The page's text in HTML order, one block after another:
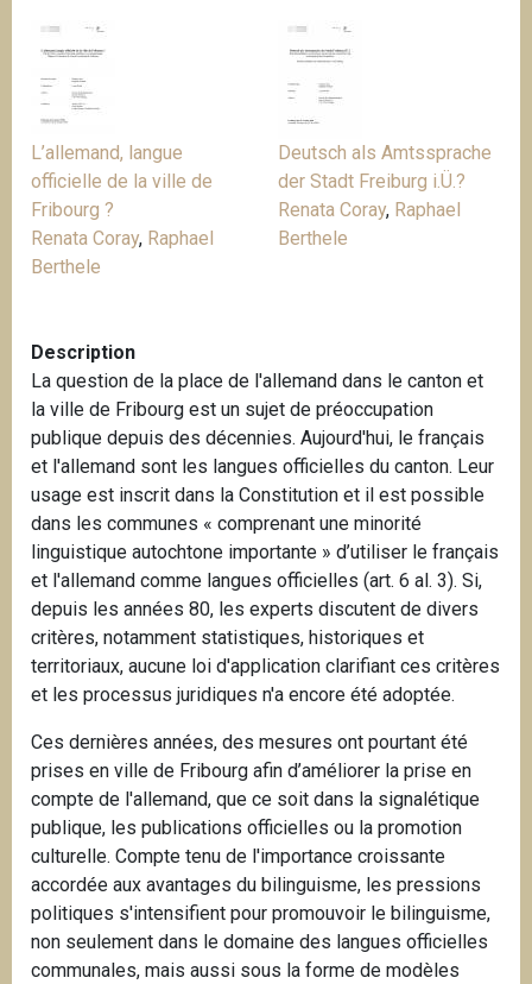
L’allemand, langue
officielle de la ville de
Fribourg ?
Renata Coray, Raphael
Berthele
Deutsch als Amtssprache
der Stadt Freiburg i.Ü.?
Renata Coray, Raphael
Berthele
Description
La question de la place de l'allemand dans le canton et
la ville de Fribourg est un sujet de préoccupation
publique depuis des décennies. Aujourd'hui, le français
et l'allemand sont les langues officielles du canton. Leur
usage est inscrit dans la Constitution et il est possible
dans les communes « comprenant une minorité
linguistique autochtone importante » d’utiliser le français
et l'allemand comme langues officielles (art. 6 al. 3). Si,
depuis les années 80, les experts discutent de divers
critères, notamment statistiques, historiques et
territoriaux, aucune loi d'application clarifiant ces critères
et les processus juridiques n'a encore été adoptée.
Ces dernières années, des mesures ont pourtant été
prises en ville de Fribourg afin d’améliorer la prise en
compte de l'allemand, que ce soit dans la signalétique
publique, les publications officielles ou la promotion
culturelle. Compte tenu de l'importance croissante
accordée aux avantages du bilinguisme, les pressions
politiques s'intensifient pour promouvoir le bilinguisme,
non seulement dans le domaine des langues officielles
communales, mais aussi sous la forme de modèles